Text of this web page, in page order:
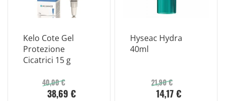
Kelo Cote Gel
Protezione
Cicatrici 15 g
40,00 €
38,69 €
Hyseac Hydra
40ml
21,90 €
14,17 €